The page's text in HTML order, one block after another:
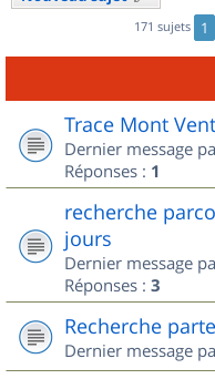
171 sujets 1
Trace Mont
Dernier message
Réponses : 1
recherche
jours
Dernier message
Réponses : 3
Recherche
Dernier message